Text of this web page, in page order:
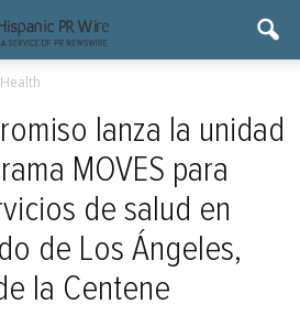
Health
lanza la unidad
MOVES para
de salud en
de Los Ángeles,
la Centene